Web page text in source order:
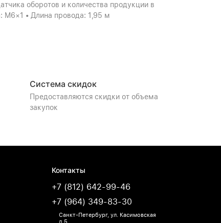
оборотов и количества продукции в
М6×1 • Длина провода: 1,95 м
Система скидок
Предоставляются скидки от объема
закупок
Контакты
+7 (812) 642-99-46
+7 (964) 349-83-30
Санкт-Петербург, ул. Касимовская